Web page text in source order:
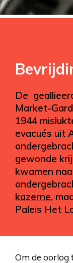
De
Market-
1944
evacués uit
gewonde
kwamen
kazerne,
Paleis Het
Om de oorlog